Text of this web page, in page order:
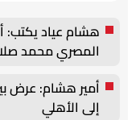
هشام عياد يكتب:
المصري محمد
أمير هشام: عرض
إلى الأهلي